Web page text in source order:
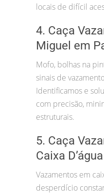
locais de difícil
4. Caça
Miguel em
Mofo, bolhas na
sinais de
Identificamos e
com precisão,
estruturais.
5. Caça
Caixa D’água
Vazamentos em
desperdício